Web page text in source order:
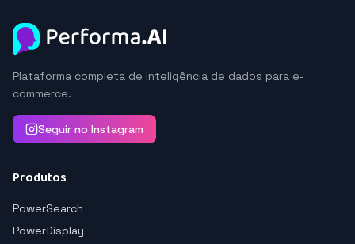
Plataforma completa de inteligência de dados para e-
commerce.
Seguir no Instagram
Produtos
PowerSearch
PowerDisplay